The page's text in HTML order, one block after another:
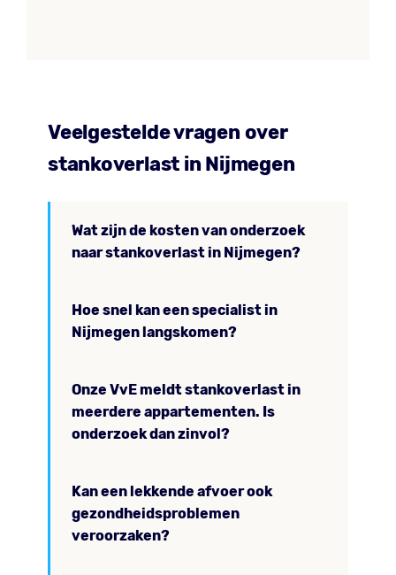
Veelgestelde vragen over
stankoverlast in Nijmegen
Wat zijn de kosten van onderzoek
naar stankoverlast in Nijmegen?
Hoe snel kan een specialist in
Nijmegen langskomen?
Onze VvE meldt stankoverlast in
meerdere appartementen. Is
onderzoek dan zinvol?
Kan een lekkende afvoer ook
gezondheidsproblemen
veroorzaken?